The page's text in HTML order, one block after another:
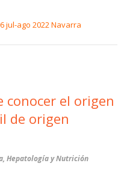
jul-ago 2022 Navarra
conocer el origen
de origen
Hepatología y Nutrición